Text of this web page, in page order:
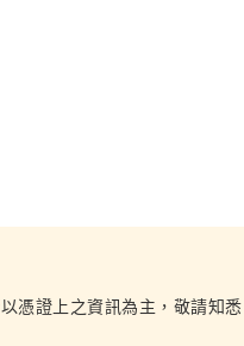
憑證上之資訊為主，敬請知悉